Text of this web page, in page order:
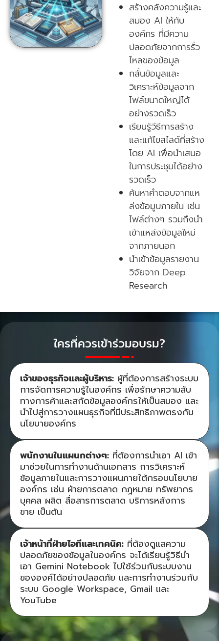
สร้างคลังความรู้และ
สมอง AI ให้กับ
องค์กร ที่มีความ
ปลอดภัยจากการรั่ว
ไหลของข้อมูล
กลั่นข้อมูลและ
วิเคราะห์ข้อมูลจาก
ไฟล์ขนาดใหญ่ได้
อย่างรวดเร็ว
เรียนรู้วีธีการสร้าง
และแก้ไขสไลด์ที่สร้าง
โดย AI เพื่อนำเสนอ
ในการประชุมได้อย่าง
รวดเร็ว
ค้นหาคำตอบจากแห
ล่งข้อมูบภายใน เช่น
ไฟล์ต่างๆ รวมถึงนำ
เข้าแหล่งข้อมูลใหม่
จากภายนอก
นำเข้าข้อมูลรายงาน
วิจัยจาก Deep
Research
ใครที่ควรเข้าร่วมอบรม?
เจ้าของธุรกิจและผู้บริหาร: ผู้ที่ต้องการสร้างระบบ
การจัดการความรู้ในองค์กร เพื่อรักษาความลับ
ทางการค้าและสกัดข้อมูลองค์กรให้เป็นสมอง และ
นำไปสู่การวางแผนธุรกิจที่มีประสิทธิภาพตรงกับ
นโยบายองค์กร
พนักงานในแผนกต่างๆ: ที่ต้องการนำเอา AI เข้า
มาช่วยในการทำงานด้านเอกสาร การวิเคราะห์
ข้อมูลภายในและการวางแผนภายใต้กรอบนโยบาย
องค์กร เช่น ฝ่ายการตลาด กฏหมาย ทรัพยากร
บุคคล ผลิต สื่อสารการตลาด บริการหลังการ
ขาย เป็นต้น
เจ้าหน้าที่ฝ่ายไอทีและเทคนิค: ที่ต้องดูแลความ
ปลอดภัยของข้อมูลในองค์กร จะได้เรียนรู้วิธีนำ
เอา Gemini Notebook ไปใช้ร่วมกับระบบงาน
ขององค์ได้อย่างปลอดภัย และการทำงานร่วมกับ
ระบบ Google Workspace, Gmail และ
YouTube